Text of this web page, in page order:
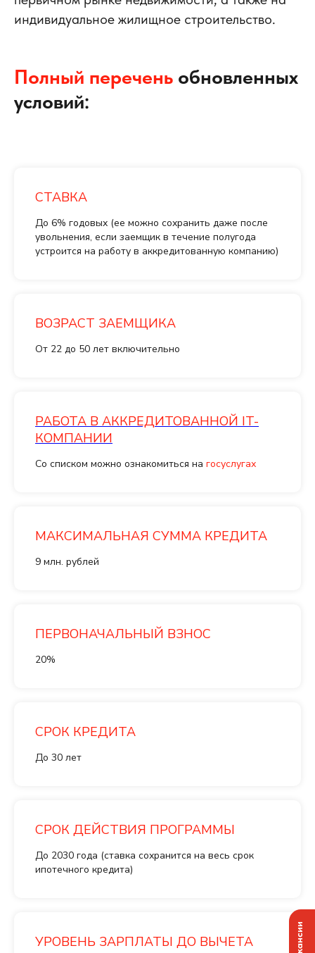
индивидуальное жилищное строительство.
Полный перечень обновленных
условий:
СТАВКА
До 6% годовых (ее можно сохранить даже после
увольнения, если заемщик в течение полугода
устроится на работу в аккредитованную компанию)
ВОЗРАСТ ЗАЕМЩИКА
От 22 до 50 лет включительно
РАБОТА В АККРЕДИТОВАННОЙ IT-
КОМПАНИИ
Со списком можно ознакомиться на госуслугах
МАКСИМАЛЬНАЯ СУММА КРЕДИТА
9 млн. рублей
ПЕРВОНАЧАЛЬНЫЙ ВЗНОС
20%
СРОК КРЕДИТА
До 30 лет
СРОК ДЕЙСТВИЯ ПРОГРАММЫ
До 2030 года (ставка сохранится на весь срок
ипотечного кредита)
УРОВЕНЬ ЗАРПЛАТЫ ДО ВЫЧЕТА